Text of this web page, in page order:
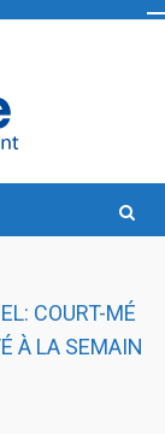
COURT-MÉ
À LA SEMAIN